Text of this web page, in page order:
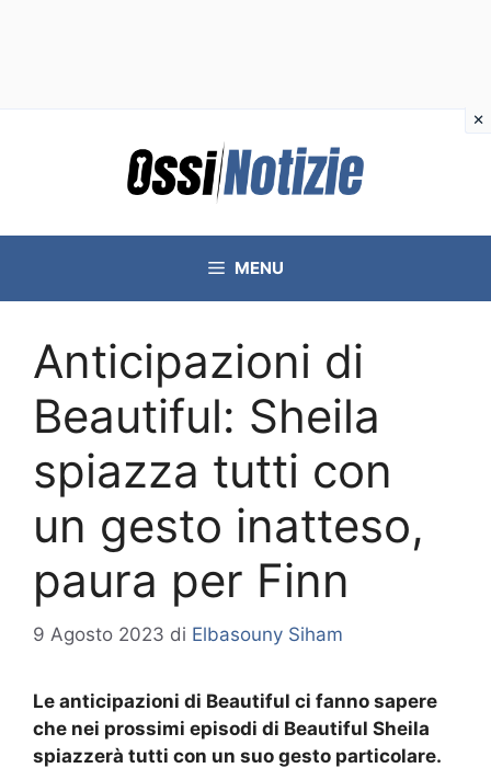
MENU
Anticipazioni di
Beautiful: Sheila
spiazza tutti con
un gesto inatteso,
paura per Finn
9 Agosto 2023 di Elbasouny Siham
Le anticipazioni di Beautiful ci fanno sapere
che nei prossimi episodi di Beautiful Sheila
spiazzerà tutti con un suo gesto particolare.